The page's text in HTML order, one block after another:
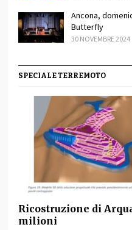
Ancona,
Butterfly
30 NOVEMBRE 2024
SPECIALE TERREMOTO
Ricostruzione di
milioni